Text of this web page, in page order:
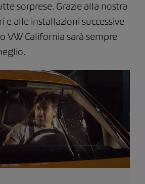
sorprese. Grazie alla nostra
e alle installazioni successive
VW California sarà sempre